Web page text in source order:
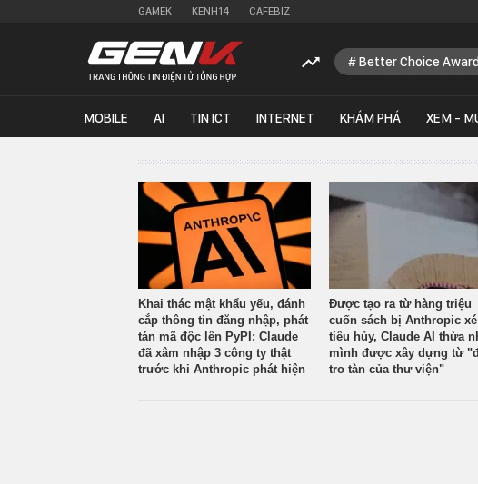
GAMEK KENH14 CAFEBIZ
Better Choice
MOBILE AI TIN ICT INTERNET KHÁM PHÁ XEM -
Khai thác mật khẩu yếu, đánh
cắp thông tin đăng nhập, phát
tán mã độc lên PyPI: Claude
đã xâm nhập 3 công ty thật
trước khi Anthropic phát hiện
Được tạo ra từ hàng triệu
cuốn sách bị Anthropic
tiêu hủy, Claude AI thừa
mình được xây dựng từ
tro tàn của thư viện"